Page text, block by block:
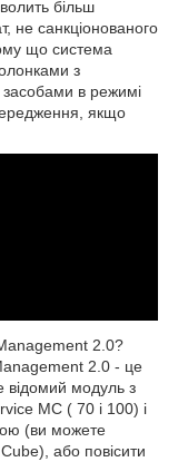
більш
не санкціонованого
що система
з
в режимі
якщо
2.0?
2.0 - це
відомий модуль з
MC ( 70 і 100) і
(ви можете
або повісити